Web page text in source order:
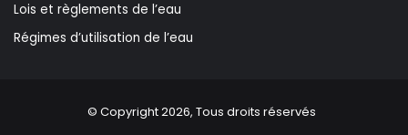
Lois et règlements de l’eau
Régimes d’utilisation de l’eau
© Copyright 2026, Tous droits réservés